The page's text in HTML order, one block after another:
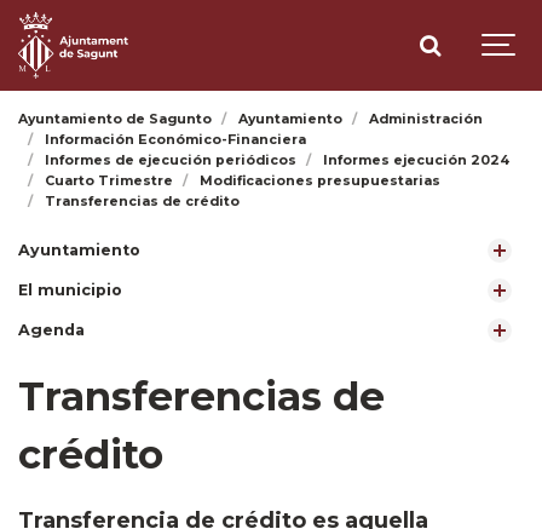
Ayuntamiento de Sagunto Ayuntamiento
Administración
Información Económico-Financiera
Informes de ejecución periódicos
Informes ejecución 2024
Cuarto Trimestre
Modificaciones presupuestarias
Transferencias de crédito
Ayuntamiento
El municipio
Agenda
Transferencias de
crédito
​Transferencia de crédito es aquella